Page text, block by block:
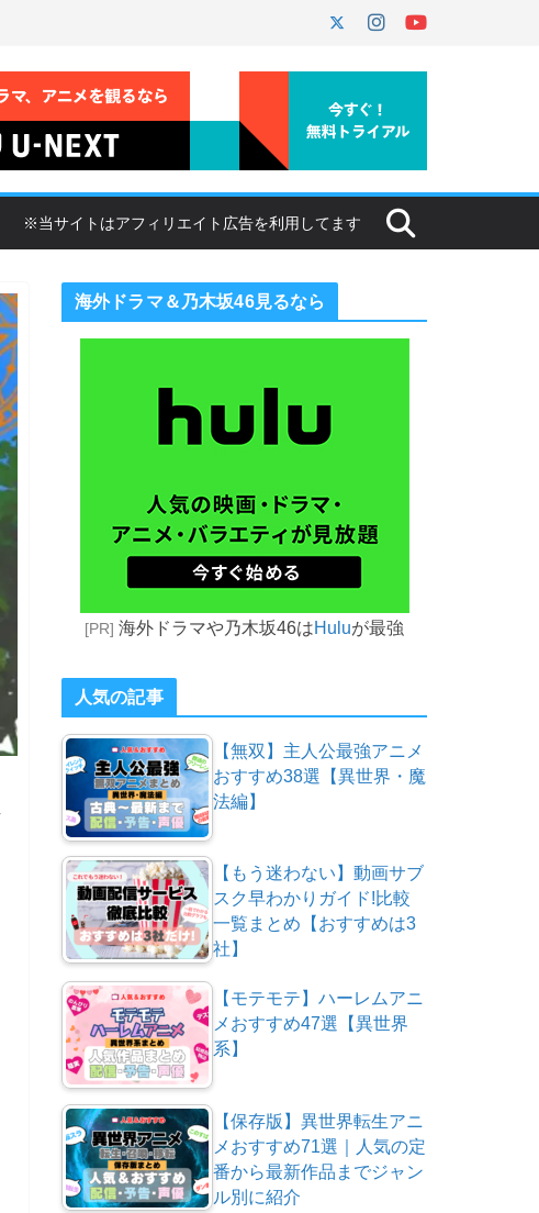
海外ドラマ＆乃木坂46見るなら
[PR] 海外ドラマや乃木坂46はHuluが最強
人気の記事
【無双】主人公最強アニメ
おすすめ38選【異世界・魔
法編】
【もう迷わない】動画サブ
スク早わかりガイド!比較
一覧まとめ【おすすめは3
社】
【モテモテ】ハーレムアニ
メおすすめ47選【異世界
系】
【保存版】異世界転生アニ
メおすすめ71選｜人気の定
番から最新作品までジャン
ル別に紹介